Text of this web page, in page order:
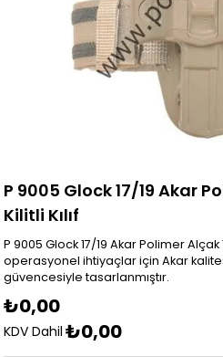
P 9005 Glock 17/19 Akar
Kilitli Kılıf
P 9005 Glock 17/19 Akar Polimer Alçak
operasyonel ihtiyaçlar için Akar
güvencesiyle tasarlanmıştır.
₺0,00
KDV Dahil ₺0,00